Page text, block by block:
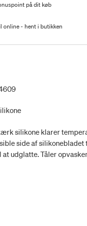
på dit køb
online - hent i butikken
silikone klarer
side af
udglatte. Tåler